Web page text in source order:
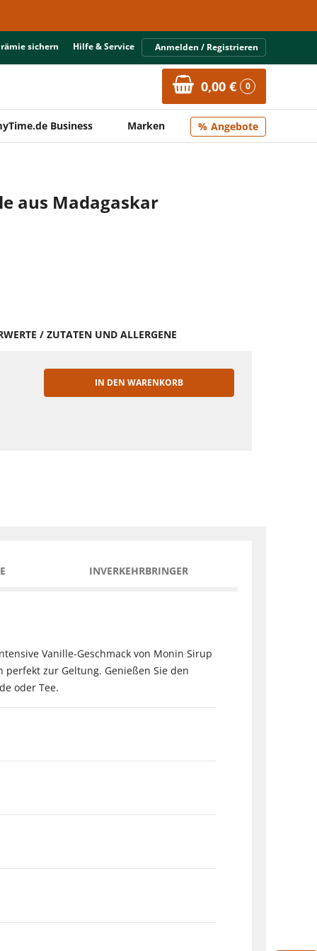
sichern Hilfe & Service Anmelden / Registrieren
0,00 € 0
Business Marken Angebote
aus Madagaskar
/ ZUTATEN UND ALLERGENE
IN DEN WARENKORB
INVERKEHRBRINGER
Vanille-Geschmack von Monin Sirup
zur Geltung. Genießen Sie den
oder Tee.